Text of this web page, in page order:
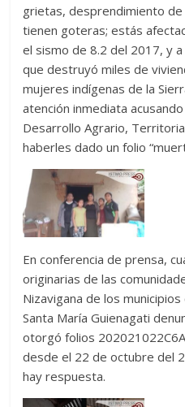
grietas, desprendimiento
tienen goteras; estás
el sismo de 8.2 del 2017, y
que destruyó miles de
mujeres indígenas de la
atención inmediata
Desarrollo Agrario,
haberles dado un folio
En conferencia de prensa,
originarias de las
Nizavigana de los
Santa María Guienagati
otorgó folios
desde el 22 de octubre del
hay respuesta.